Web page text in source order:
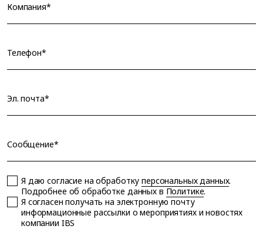
Компания*
Телефон*
Эл. почта*
Сообщение*
Я даю согласие на обработкуперсональных данных.
Подробнее об обработке данных в Политике.
Я согласен получать на электронную почту
информационные рассылки о мероприятиях и новостях
компании IBS